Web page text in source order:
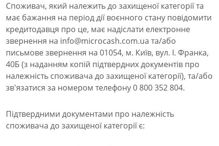
Споживач, який належить до захищеної категорії та
має бажання на період дії воєнного стану повідомити
кредитодавця про це, має надіслати електронне
звернення на info@microcash.com.ua та/або
письмове звернення на 01054, м. Київ, вул. І. Франка,
40Б (з наданням копій підтвердних документів про
належність споживача до захищеної категорії), та/або
зв'язатися за номером телефону 0 800 352 804.
Підтвердними документами про належність
споживача до захищеної категорії є: